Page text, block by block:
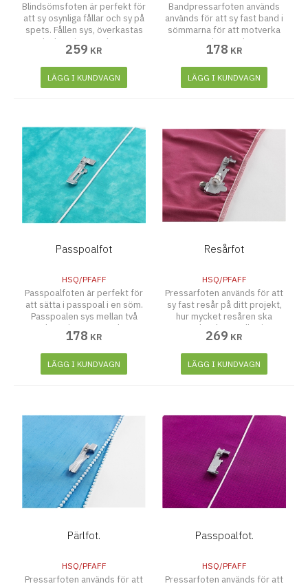
Blindsömsfoten är perfekt för
att sy osynliga fållar och sy på
spets. Fållen sys, överkastas
och skärs i ett enda steg.
259 KR
LÄGG I KUNDVAGN
Bandpressarfoten används
används för att sy fast band i
sömmarna för att motverka
att de sträcks.
178 KR
LÄGG I KUNDVAGN
Passpoalfot
HSQ/PFAFF
Passpoalfoten är perfekt för
att sätta i passpoal i en söm.
Passpoalen sys mellan två
tyglager i ett steg och en
skåra under foten guidar
perfekt.
178 KR
LÄGG I KUNDVAGN
Resårfot
HSQ/PFAFF
Pressarfoten används för att
sy fast resår på ditt projekt,
hur mycket resåren ska
sträckas kan ställas in.
269 KR
LÄGG I KUNDVAGN
Pärlfot.
HSQ/PFAFF
Pressarfoten används för att
Passpoalfot.
HSQ/PFAFF
Pressarfoten används för att